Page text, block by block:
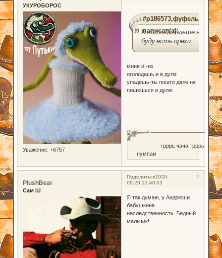
УКУРОБОРОС
Уважение: +6757
#p186573,фуфель
написал(а):
Я никогда больше не
буду есть орехи.
мине и -их
оголодашь и в дули
упадешь-ты пошто дале не
пишешься в дулю
трррь чача трррь
пумпам
0
Поделиться 4
2020-
08-23 13:40:03
PlushBear
Сам Ш
Я так думаю, у Андрюши
бабушкина
наследственность. Бедный
мальчик!